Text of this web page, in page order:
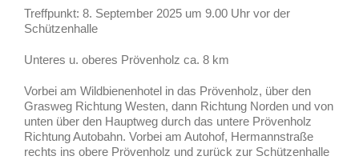
Treffpunkt: 8. September 2025 um 9.00 Uhr vor der
Schützenhalle
Unteres u. oberes Prövenholz ca. 8 km
Vorbei am Wildbienenhotel in das Prövenholz, über den
Grasweg Richtung Westen, dann Richtung Norden und von
unten über den Hauptweg durch das untere Prövenholz
Richtung Autobahn. Vorbei am Autohof, Hermannstraße
rechts ins obere Prövenholz und zurück zur Schützenhalle